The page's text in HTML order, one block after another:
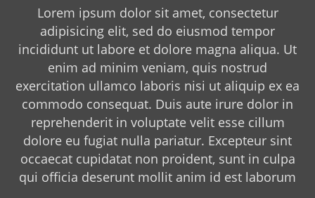
Lorem ipsum dolor sit amet, consectetur
adipisicing elit, sed do eiusmod tempor
incididunt ut labore et dolore magna aliqua. Ut
enim ad minim veniam, quis nostrud
exercitation ullamco laboris nisi ut aliquip ex ea
commodo consequat. Duis aute irure dolor in
reprehenderit in voluptate velit esse cillum
dolore eu fugiat nulla pariatur. Excepteur sint
occaecat cupidatat non proident, sunt in culpa
qui officia deserunt mollit anim id est laborum